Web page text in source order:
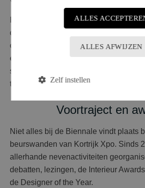
Een opvallend raakvlak met de
die ook met een toegewijd team elke
concept op poten zet. Altijd anders,
en vernieuwend. De exposanten,
stakeholders zijn de belangrijkste
telkens weer succesvol te maken.
Voortraject en
Niet alles bij de Biennale vindt plaats
beurswanden van Kortrijk Xpo. Sinds
allerhande nevenactiviteiten
debatten, lezingen, de Interieur
de Designer of the Year.
ALLES
ALLES AFWIJZEN
Zelf instellen